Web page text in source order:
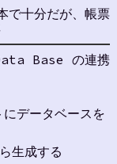
で十分だが、帳票
Base の連携
データベースを
生成する